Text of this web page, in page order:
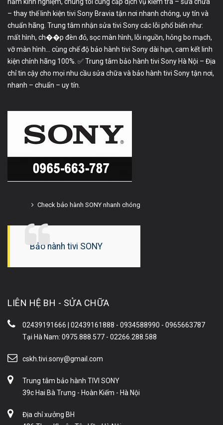
– thay thế linh kiện tivi Sony Bravia tận nơi nhanh chóng, uy tín và
chuẩn hãng. Trung tâm nhận sửa tivi Sony các lỗi phổ biến như:
mất hình, ch��p đèn đỏ, sọc màn hình, lỗi nguồn, hỏng bo mạch,
vỡ màn hình… cùng chế độ bảo hành tivi Sony dài hạn, cam kết linh
kiện chính hãng 100%. ✅ Trung tâm bảo hành tivi Sony Hà Nội – Địa
chỉ tin cậy cho mọi nhu cầu sửa chữa và bảo hành tivi Sony tận nơi,
nhanh – chuẩn – uy tín.
Check bảo hành SONY nhanh chóng
Bảo hành tivi SONY
LIÊN HỆ BH - SỬA CHỮA
02439191666 | 02439161888 - 0934588990 - 0965663787
Tại Hà Nam: 0975.888.577 - 02266.288.588
cskh.tivi.sony@gmail.com
Trung tâm bảo hành TIVI SONY
39c Hai Bà Trưng - Hoàn Kiếm - Hà Nội
Địa chỉ xưởng BH